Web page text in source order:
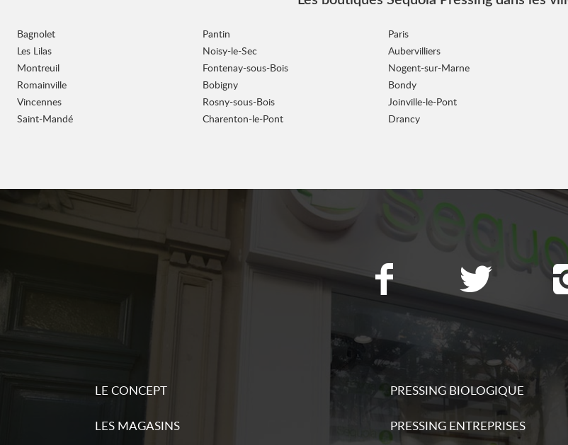
6.15 km
41 rue Notre-Dame de Lorette
Ouvert 08:00 - 19:30
Ouvert 08:00 - 19:30
Numéro
d'informations
Numéro
Bagnolet
Les Lilas
Montreuil
Romainville
Vincennes
Saint-Mandé
Pantin
Noisy-le-Sec
Fontenay-sous-Bois
Bobigny
Rosny-sous-Bois
Charenton-le-Pont
Paris
Aubervilliers
Nogent-sur-Marne
Bondy
Joinville-le-Pont
Drancy
LE CONCEPT
LES MAGASINS
PRESSING BIOLOGIQUE
PRESSING ENTREPRISES